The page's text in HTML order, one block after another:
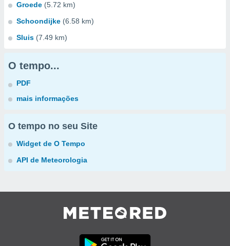
Groede (5.72 km)
Schoondijke (6.58 km)
Sluis (7.49 km)
O tempo...
PDF
mais informações
O tempo no seu Site
Widget de O Tempo
API de Meteorologia